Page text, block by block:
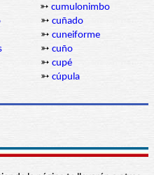
➳ cumulonimbo
➳ cuñado
➳ cuneiforme
➳ cuño
➳ cupé
➳ cúpula